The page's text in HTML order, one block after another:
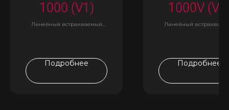
1000 (V1)
Линейный встраиваемый
Подробнее
1000V
Линейный
Подробнее